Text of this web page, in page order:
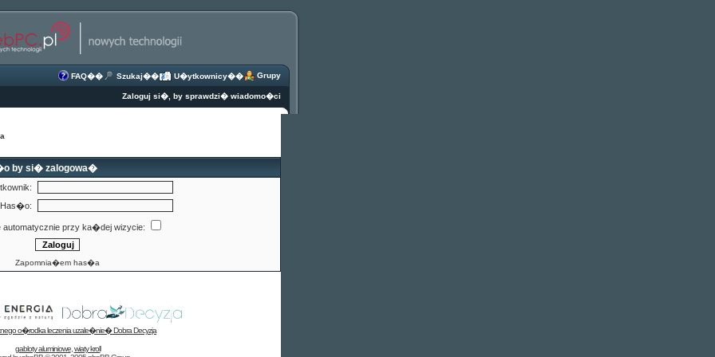
FAQ�� Szukaj�� U�ytkownicy�� Grupy
Zaloguj si�, by sprawdzi� wiadomo�ci
by si� zalogowa�
Has�o:
automatycznie przy ka�dej wizycie:
Zapomnia�em has�a
o�rodka leczenia uzale�nie� Dobra Decyzja
gabloty aluminiowe, wiaty kroll